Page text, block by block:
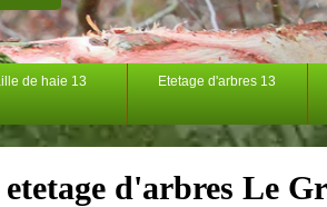
de haie 13 Etetage d'arbres 13
d'arbres Le